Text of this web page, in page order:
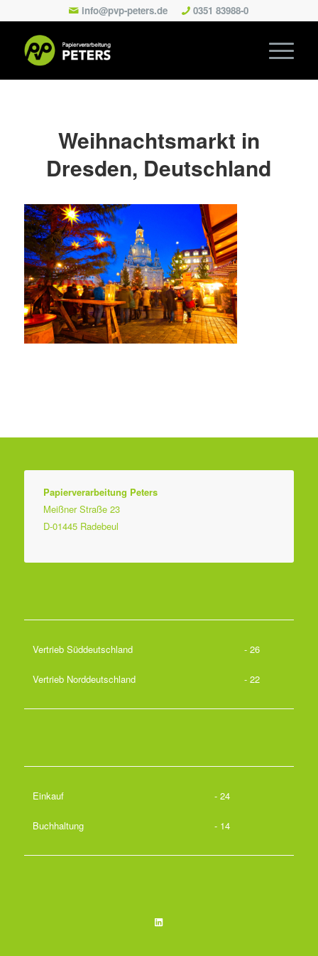
info@pvp-peters.de 0351 83988-0
Weihnachtsmarkt in
Dresden, Deutschland
Papierverarbeitung Peters
Meißner Straße 23
D-01445 Radebeul
Vertrieb Süddeutschland - 26
Vertrieb Norddeutschland - 22
Einkauf - 24
Buchhaltung - 14
LinkedIn